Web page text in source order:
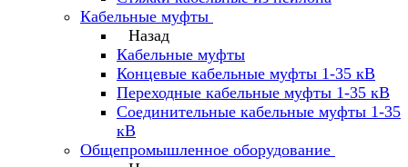
Кабельные муфты
Назад
Кабельные муфты
Концевые кабельные муфты 1-35 кВ
Переходные кабельные муфты 1-35 кВ
Соединительные кабельные муфты 1-35
кВ
Общепромышленное оборудование